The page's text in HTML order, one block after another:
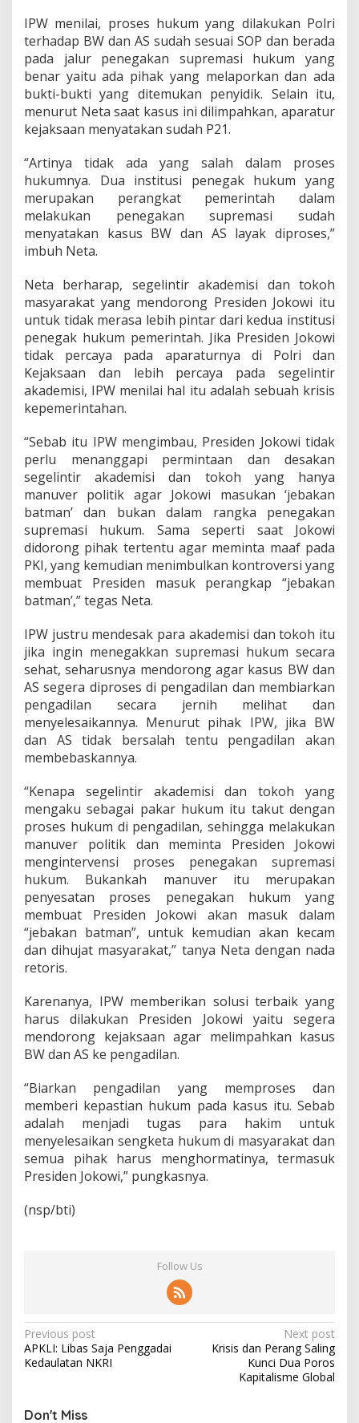
t
m
a
n
"
K
a
u
m
p
o
r
t
u
n
IPW menilai, proses hukum yang dilakukan Polri
terhadap BW dan AS sudah sesuai SOP dan berada
pada jalur penegakan supremasi hukum yang
benar yaitu ada pihak yang melaporkan dan ada
bukti-bukti yang ditemukan penyidik. Selain itu,
menurut Neta saat kasus ini dilimpahkan, aparatur
kejaksaan menyatakan sudah P21.
“Artinya tidak ada yang salah dalam proses
hukumnya. Dua institusi penegak hukum yang
merupakan perangkat pemerintah dalam
melakukan penegakan supremasi sudah
menyatakan kasus BW dan AS layak diproses,”
imbuh Neta.
Neta berharap, segelintir akademisi dan tokoh
masyarakat yang mendorong Presiden Jokowi itu
untuk tidak merasa lebih pintar dari kedua institusi
penegak hukum pemerintah. Jika Presiden Jokowi
tidak percaya pada aparaturnya di Polri dan
Kejaksaan dan lebih percaya pada segelintir
akademisi, IPW menilai hal itu adalah sebuah krisis
kepemerintahan.
“Sebab itu IPW mengimbau, Presiden Jokowi tidak
perlu menanggapi permintaan dan desakan
segelintir akademisi dan tokoh yang hanya
manuver politik agar Jokowi masukan ‘jebakan
batman’ dan bukan dalam rangka penegakan
supremasi hukum. Sama seperti saat Jokowi
didorong pihak tertentu agar meminta maaf pada
PKI, yang kemudian menimbulkan kontroversi yang
membuat Presiden masuk perangkap “jebakan
batman’,” tegas Neta.
IPW justru mendesak para akademisi dan tokoh itu
jika ingin menegakkan supremasi hukum secara
sehat, seharusnya mendorong agar kasus BW dan
AS segera diproses di pengadilan dan membiarkan
pengadilan secara jernih melihat dan
menyelesaikannya. Menurut pihak IPW, jika BW
dan AS tidak bersalah tentu pengadilan akan
membebaskannya.
“Kenapa segelintir akademisi dan tokoh yang
mengaku sebagai pakar hukum itu takut dengan
proses hukum di pengadilan, sehingga melakukan
manuver politik dan meminta Presiden Jokowi
mengintervensi proses penegakan supremasi
hukum. Bukankah manuver itu merupakan
penyesatan proses penegakan hukum yang
membuat Presiden Jokowi akan masuk dalam
“jebakan batman”, untuk kemudian akan kecam
dan dihujat masyarakat,” tanya Neta dengan nada
retoris.
Karenanya, IPW memberikan solusi terbaik yang
harus dilakukan Presiden Jokowi yaitu segera
mendorong kejaksaan agar melimpahkan kasus
BW dan AS ke pengadilan.
“Biarkan pengadilan yang memproses dan
memberi kepastian hukum pada kasus itu. Sebab
adalah menjadi tugas para hakim untuk
menyelesaikan sengketa hukum di masyarakat dan
semua pihak harus menghormatinya, termasuk
Presiden Jokowi,” pungkasnya.
(nsp/bti)
Follow Us
P
o
t
Previous post
APKLI: Libas Saja Penggadai
Kedaulatan NKRI
Next post
Krisis dan Perang Saling
Kunci Dua Poros
Kapitalisme Global
Don't Miss